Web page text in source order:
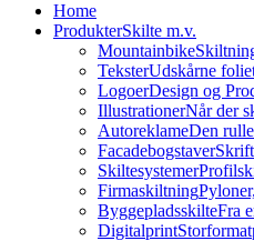
Home
ProdukterSkilte m.v.
Mountainbike
TeksterUdskårne
LogoerDesign og
IllustrationerNår der
AutoreklameDen
Facadebogstaver
Skiltesystemer
Firmaskiltning
ByggepladsskilteFra
Digitalprint